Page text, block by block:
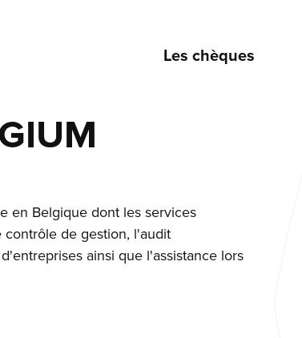
Les chèques
en Belgique dont les services
de gestion, l'audit
ainsi que l'assistance lors